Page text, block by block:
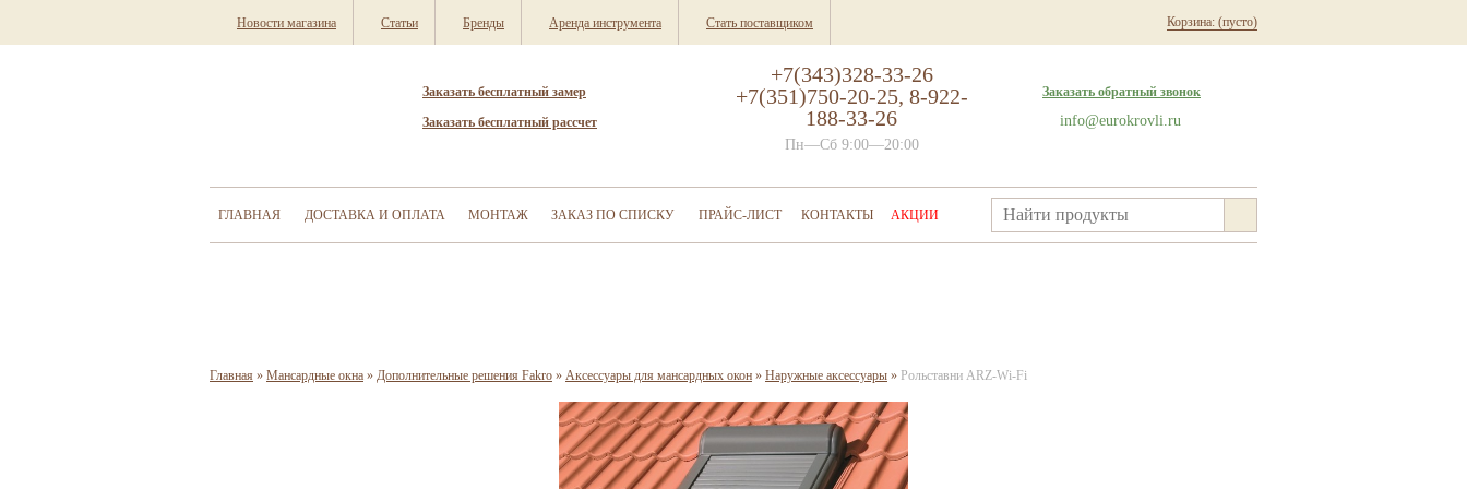
Новости магазина Статьи Бренды Аренда инструмента Стать поставщиком Корзина: (пусто)
Заказать бесплатный замер
Заказать бесплатный рассчет
+7(343)328-33-26
+7(351)750-20-25, 8-922-
188-33-26
Пн—Сб 9:00—20:00
Заказать обратный звонок
info@eurokrovli.ru
ГЛАВНАЯ ДОСТАВКА И ОПЛАТА МОНТАЖ ЗАКАЗ ПО СПИСКУ ПРАЙС-ЛИСТ КОНТАКТЫ АКЦИИ
Главная » Мансардные окна » Дополнительные решения Fakro » Аксессуары для мансардных окон » Наружные аксессуары » Рольставни ARZ-Wi-Fi